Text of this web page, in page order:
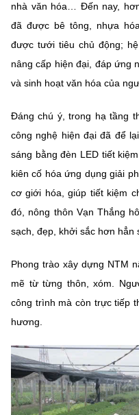
Chọn ngôn ngữ
Vietnamese
BỘ KHOA
MINISTRY OF
Điều khoản sử dụng Theo
Cơ quan chủ quản: Bộ Khoa
Chịu trách nhiệm nội dung:
Giám đốc Trung tâm Truyền
Địa chỉ: Ban Biên tập Cổng
Điện thoại: 024 3936 9506
©2026 Bản quyền thuộc Bộ
(Ghi rõ nguồn "https://
nhà văn hóa… Đến nay,
đã được bê tông, nhựa
được tưới tiêu chủ động;
nâng cấp hiện đại, đáp ứng
và sinh hoạt văn hóa của
Đáng chú ý, trong hạ tầng
công nghệ hiện đại đã để
sáng bằng đèn LED tiết
kiên cố hóa ứng dụng giải
cơ giới hóa, giúp tiết kiệm
đó, nông thôn Vạn Thắng
sạch, đẹp, khởi sắc hơn hẳn
Phong trào xây dựng NTM
mẽ từ từng thôn, xóm.
công trình mà còn trực tiếp
hương.